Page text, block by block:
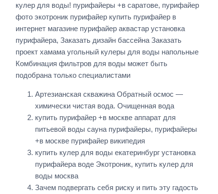
кулер для воды! пурифайеры +в саратове, пурифайер
фото экотроник пурифайер купить пурифайер в
интернет магазине пурифайер аквастар установка
пурифайера, Заказать дизайн бассейна Заказать
проект хамама угольный кулеры для воды напольные
Комбинация фильтров для воды может быть
подобрана только специалистами
Артезианская скважина Обратный осмос —
химически чистая вода. Очищенная вода
купить пурифайер +в москве аппарат для
питьевой воды сауна пурифайеры, пурифайеры
+в москве пурифайер википедия
купить кулер для воды екатеринбург установка
пурифайера воде Экотроник, купить кулер для
воды москва
Зачем подвергать себя риску и пить эту гадость